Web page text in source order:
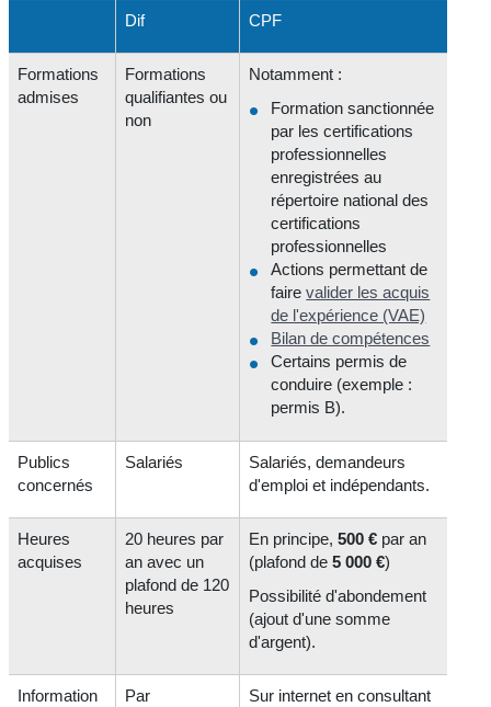
Dif CPF
Formations
admises
Formations
qualifiantes ou
non
Notamment :
Formation sanctionnée
par les certifications
professionnelles
enregistrées au
répertoire national des
certifications
professionnelles
Actions permettant de
fairevalider les acquis
de l'expérience (VAE)
Bilan de compétences
Certains permis de
conduire (exemple :
permis B).
Publics
concernés
Salariés
Salariés, demandeurs
d'emploi et indépendants.
Heures
acquises
20 heures par
an avec un
plafond de 120
heures
En principe,500 € par an
(plafond de5 000 €)
Possibilité d'abondement
(ajout d'une somme
d'argent).
Information
Par
Sur internet enconsultant